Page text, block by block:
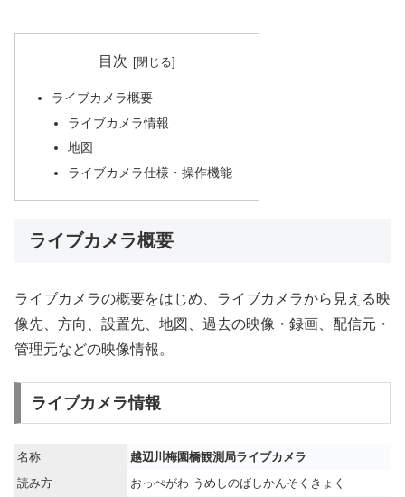
目次
ライブカメラ概要
ライブカメラ情報
地図
ライブカメラ仕様・操作機能
ライブカメラ概要
ライブカメラの概要をはじめ、ライブカメラから見える映
像先、方向、設置先、地図、過去の映像・録画、配信元・
管理元などの映像情報。
ライブカメラ情報
名称
越辺川梅園橋観測局ライブカメラ
読み方
おっぺがわ うめしのばしかんそくきょく